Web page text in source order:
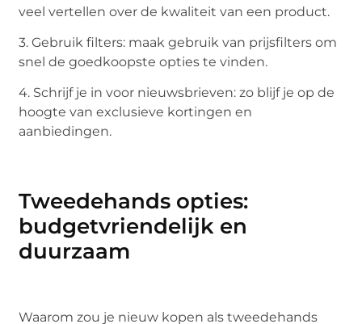
veel vertellen over de kwaliteit van een product.
3. Gebruik filters: maak gebruik van prijsfilters om
snel de goedkoopste opties te vinden.
4. Schrijf je in voor nieuwsbrieven: zo blijf je op de
hoogte van exclusieve kortingen en
aanbiedingen.
Tweedehands opties:
budgetvriendelijk en
duurzaam
Waarom zou je nieuw kopen als tweedehands